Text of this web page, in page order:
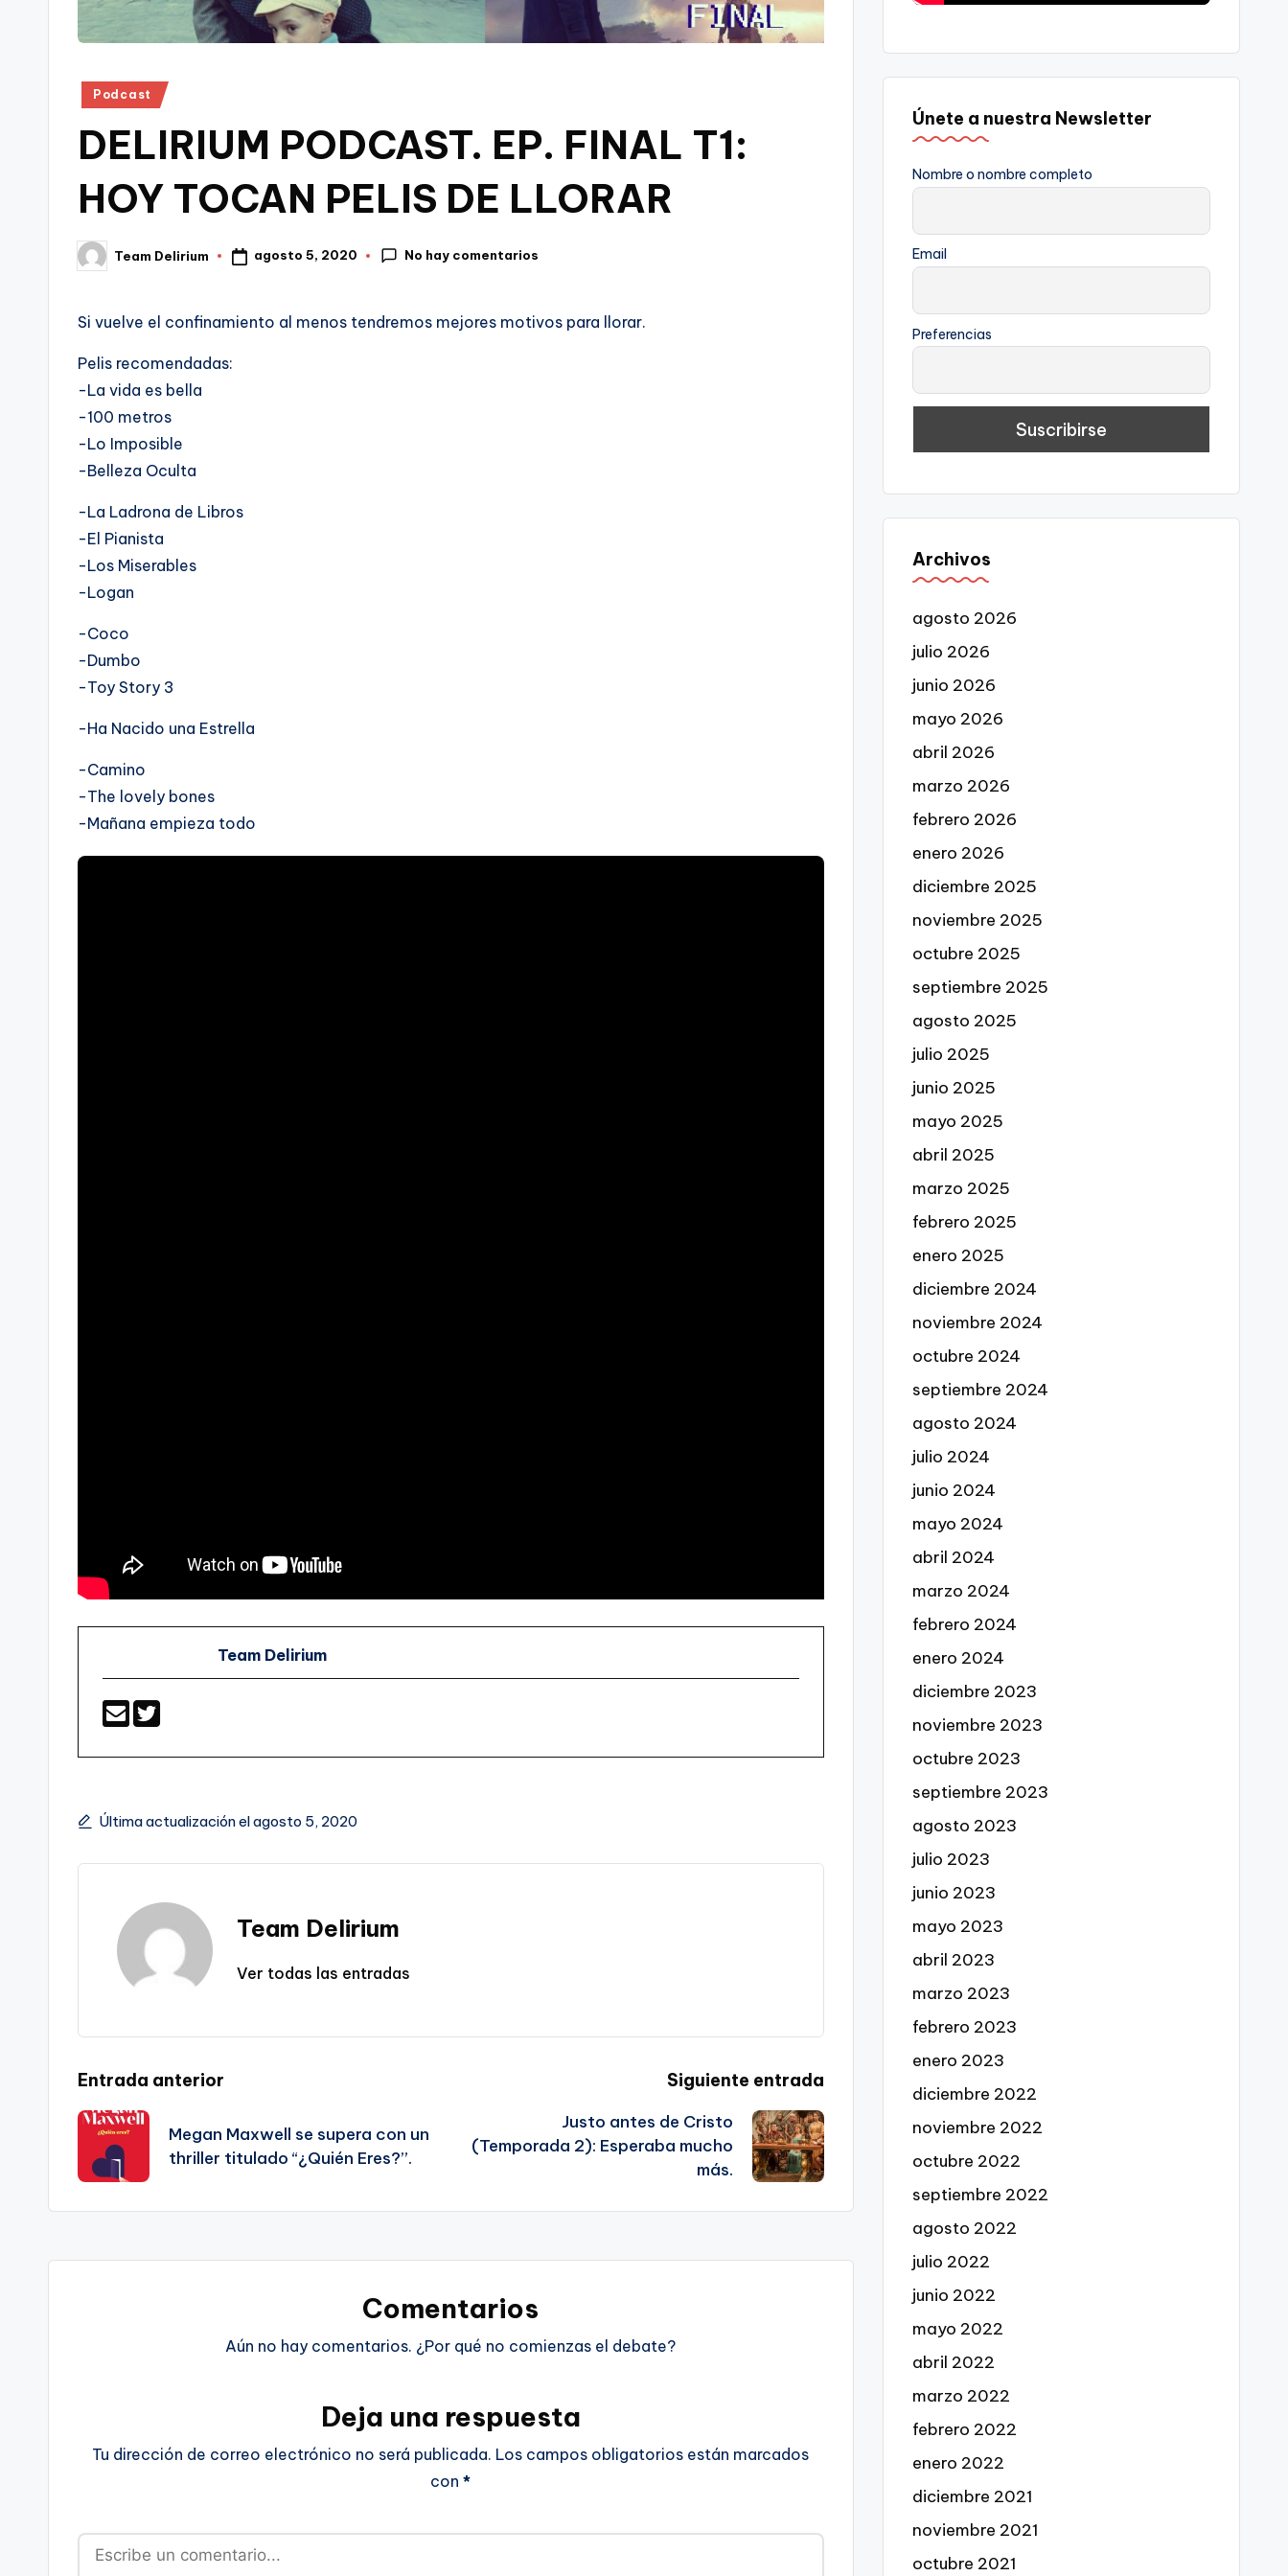
Publicado
Podcast
DELIRIUM PODCAST. EP. FINAL T1:
HOY TOCAN PELIS DE LLORAR
Publicado
por
Team Delirium agosto 5, 2020 No hay comentarios
Si vuelve el confinamiento al menos tendremos mejores motivos para llorar.
Pelis recomendadas:
-La vida es bella
-100 metros
-Lo Imposible
-Belleza Oculta
-La Ladrona de Libros
-El Pianista
-Los Miserables
-Logan
-Coco
-Dumbo
-Toy Story 3
-Ha Nacido una Estrella
-Camino
-The lovely bones
-Mañana empieza todo
Team Delirium
Última actualización el agosto 5, 2020
Team Delirium
Ver todas las entradas
Navegación
de
entradas
Entrada anterior
Megan Maxwell se supera con un
thriller titulado “¿Quién Eres?”.
Siguiente entrada
Justo antes de Cristo
(Temporada 2): Esperaba mucho
más.
Comentarios
Aún no hay comentarios. ¿Por qué no comienzas el debate?
Deja una respuesta
Tu dirección de correo electrónico no será publicada. Los campos obligatorios están marcados
con*
Únete a nuestra Newsletter
Nombre o nombre completo
Email
Preferencias
Archivos
agosto 2026
julio 2026
junio 2026
mayo 2026
abril 2026
marzo 2026
febrero 2026
enero 2026
diciembre 2025
noviembre 2025
octubre 2025
septiembre 2025
agosto 2025
julio 2025
junio 2025
mayo 2025
abril 2025
marzo 2025
febrero 2025
enero 2025
diciembre 2024
noviembre 2024
octubre 2024
septiembre 2024
agosto 2024
julio 2024
junio 2024
mayo 2024
abril 2024
marzo 2024
febrero 2024
enero 2024
diciembre 2023
noviembre 2023
octubre 2023
septiembre 2023
agosto 2023
julio 2023
junio 2023
mayo 2023
abril 2023
marzo 2023
febrero 2023
enero 2023
diciembre 2022
noviembre 2022
octubre 2022
septiembre 2022
agosto 2022
julio 2022
junio 2022
mayo 2022
abril 2022
marzo 2022
febrero 2022
enero 2022
diciembre 2021
noviembre 2021
octubre 2021